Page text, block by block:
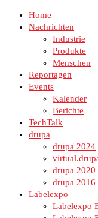
Home
Nachrichten
Industrie
Produkte
Menschen
Reportagen
Events
Kalender
Berichte
TechTalk
drupa
drupa 2024
drupa 2020
drupa 2016
Labelexpo
Labelexpo